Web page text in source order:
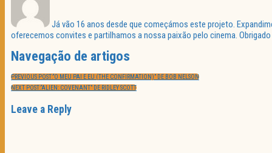
Já vão 16 anos desde que começámos este projeto.
oferecemos convites e partilhamos a nossa paixão pelo cinema.
Navegação de artigos
PREVIOUS POST:“O MEU PAI E EU (THE CONFIRMATION)” DE BOB NELSON
NEXT POST:“ALIEN: COVENANT” DE RIDLEY SCOTT
Leave a Reply